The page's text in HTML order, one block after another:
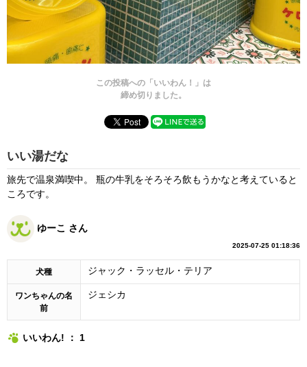
この投稿への「いいわん！」は
締め切りました。
いい湯だな
旅先で温泉満喫中。 瓶の牛乳をそろそろ飲もうかなと考えていると
ころです。
ゆーこ さん
2025-07-25 01:18:36
犬種 ジャック・ラッセル・テリア
ワンちゃんの名
前
ジェシカ
いいわん! ： 1